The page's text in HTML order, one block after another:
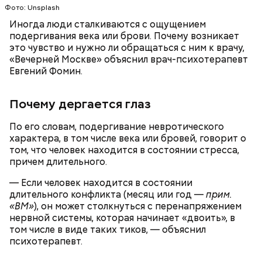
Фото: Unsplash
Иногда люди сталкиваются с ощущением
подергивания века или брови. Почему возникает
это чувство и нужно ли обращаться с ним к врачу,
«Вечерней Москве» объяснил врач-психотерапевт
Евгений Фомин.
Почему дергается глаз
По его словам, подергивание невротического
характера, в том числе века или бровей, говорит о
том, что человек находится в состоянии стресса,
причем длительного.
— Если человек находится в состоянии
длительного конфликта (месяц или год —прим.
«ВМ»), он может столкнуться с перенапряжением
нервной системы, которая начинает «двоить», в
том числе в виде таких тиков, — объяснил
психотерапевт.
Опасные виды грибов хорошо маскируются под
съедобные, поэтому неопытным людям очень
сложнораспознать ложный гриб. Как отличить
съедобные грибы от ядовитых — в материале «ВМ».
Однако если молния все же взорвется, то это
может привести к тому, что человек получит ожоги
или загорится помещение, предупредил эксперт.
— Бояться шаровых молний не надо, важно
сохранять спокойствие. Обычная молния — это
серьезно, особенно если находитесь в воде, около
высоких зданий и предметов, около деревьев, —
отметил ученый.